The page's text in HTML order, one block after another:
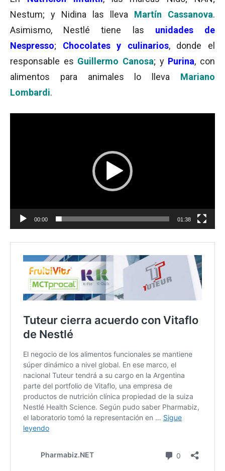
Nestum; y Nidina las lleva Martín Cassanova.
Asimismo, Nestlé tiene las unidades de
Nespresso; Chocolates y culinarios, donde el
responsable es Guillermo Canosa; y Purina, con
alimentos para animales lo lleva Mariano
Lombardi.
00:00 01:38